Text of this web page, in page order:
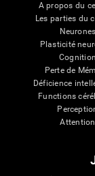
A propos du
Les parties du
Neurones
Plasticité
Cognition
Perte de
Déficience
Functions
Attention